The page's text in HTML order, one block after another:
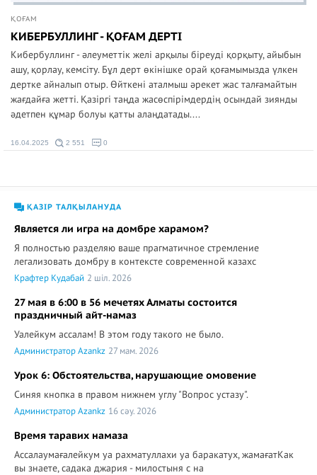
ҚОҒАМ
КИБЕРБУЛЛИНГ - ҚОҒАМ ДЕРТІ
Кибербуллинг - әлеуметтік желі арқылы біреуді қорқыту, айыбын
ашу, қорлау, кемсіту. Бұл дерт өкінішке орай қоғамымызда үлкен
дертке айналып отыр. Өйткені аталмыш әрекет жас талғамайтын
жағдайға жетті. Қазіргі таңда жасөспірімдердің осындай зиянды
әдетпен құмар болуы қатты алаңдатады....
16.04.2025 2 551 0
ҚАЗІР ТАЛҚЫЛАНУДА
Является ли игра на домбре харамом?
Я полностью разделяю ваше прагматичное стремление
легализовать домбру в контексте современной казахс
Крафтер Кудабай 2 шіл. 2026
27 мая в 6:00 в 56 мечетях Алматы состоится
праздничный айт-намаз
Уалейкум ассалам! В этом году такого не было.
Администратор Azankz 27 мам. 2026
Урок 6: Обстоятельства, нарушающие омовение
Синяя кнопка в правом нижнем углу "Вопрос устазу".
Администратор Azankz 16 сәу. 2026
Время таравих намаза
Ассалаумағалейкум уа рахматуллахи уа баракатух, жамағатКак
вы знаете, садака джария - милостыня с на